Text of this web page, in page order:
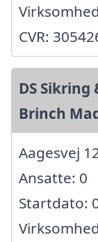
CVR:
DS Sikring
Brinch
Aagesvej
Ansatte: 0
Startdato: